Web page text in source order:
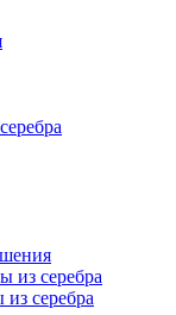
из серебра
серебра